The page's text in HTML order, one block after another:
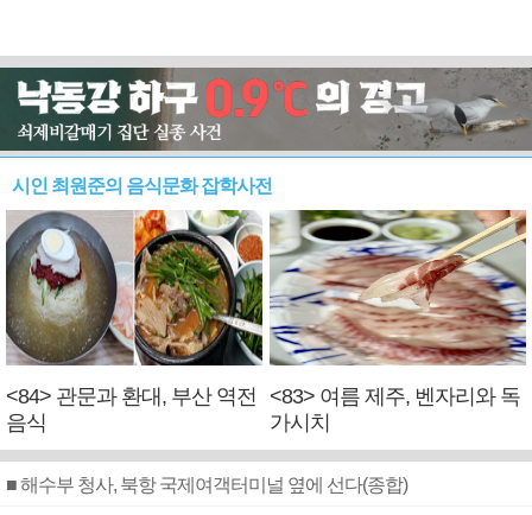
시인 최원준의 음식문화 잡학사전
<84> 관문과 환대, 부산 역전
음식
<83> 여름 제주, 벤자리와 독
가시치
■ 해수부 청사, 북항 국제여객터미널 옆에 선다(종합)